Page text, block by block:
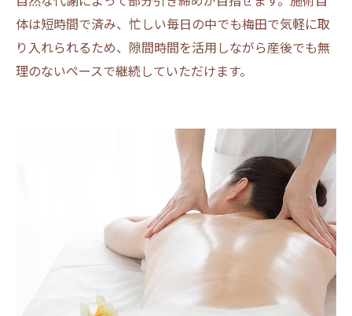
体は短時間で済み、忙しい毎日の中でも梅田で気軽に取
り入れられるため、隙間時間を活用しながら産後でも無
理のないペースで継続していただけます。